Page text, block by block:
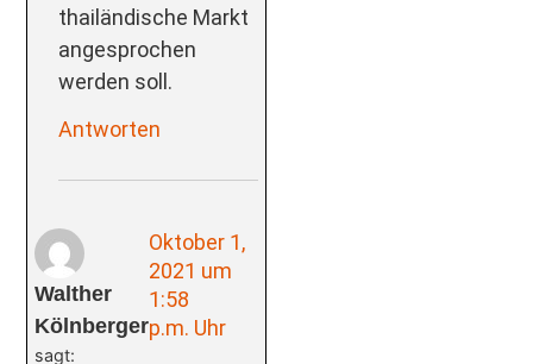
thailändische Markt
angesprochen
werden soll.
Antworten
Walther
Kölnberger
sagt:
Oktober 1,
2021 um
1:58
p.m. Uhr